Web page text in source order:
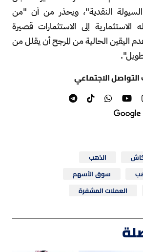
السيولة النقدية"، ويحذر من أن "من
إلى الاستثمارات قصيرة
اليقين الحالية من المرجح أن يقلل من
الاجتماعي
الذهب
سوق الأسهم
العملات المشفرة